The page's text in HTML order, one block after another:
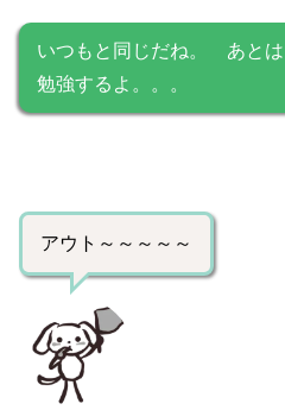
いつもと同じだね。 あとは
勉強するよ。。。
アウト～～～～～